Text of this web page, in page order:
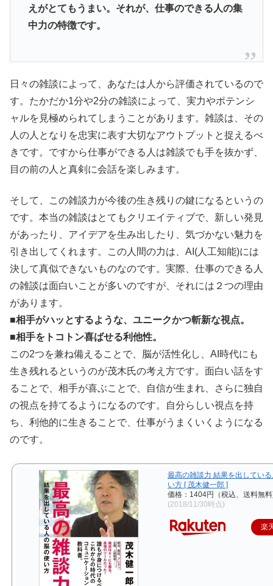
えがとてもうまい。それが、仕事のできる人の集
中力の特徴です。
日々の雑談によって、あなたは人から評価されているので
す。たかだか1分や2分の雑談によって、実力やポテンシ
ャルを見極められてしまうことがあります。雑談は、 その
人の人となりを忠実に表す大切なアウトプットと捉えるべ
きです。ですから仕事ができる人は雑談でも手を抜かず、
目の前の人と真剣に会話を楽しみます。
そして、この雑談力が今後の生き残りの鍵になるというの
です。本当の雑談はとてもクリエイティブで、新しい発見
があったり、アイデアを生み出したり、気づかない魅力を
引き出してくれます。この人間の力は、AI(人工知能)には
決して真似できないものなのです。実際、仕事のできる人
の雑談は面白いことが多いのですが、それには２つの理由
があります。
■相手がハッとするような、ユニークかつ斬新な視点。
■相手をトコトン喜ばせる利他性。
この2つを兼ね備えることで、脳が活性化し、AI時代にも
生き残れるというのが茂木氏の考え方です。面白い話をす
ることで、相手が喜ぶことで、自信が生まれ、さらに独自
の視点を持てるようになるのです。自分らしい視点を持
ち、利他的に生きることで、仕事がうまくいくようになる
のです。
最高の雑談力 結果を出してい
い方 [ 茂木健一郎 ]
価格：1404円（税込、送料無
(2018/11/30時点)
楽